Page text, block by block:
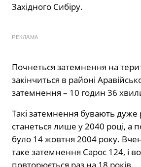
Західного Сибіру.
РЕКЛАМА
Почнеться затемнення на
закінчиться в районі
затемнення – 10 годин 36
Такі затемнення бувають дуже
станеться лише у 2040 році, а
було 14 жовтня 2004 року.
таке затемнення Сарос 124, і
повторюється раз на 18 років.